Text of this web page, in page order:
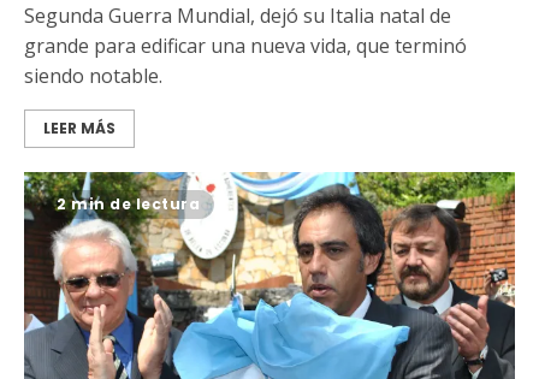
Segunda Guerra Mundial, dejó su Italia natal de
grande para edificar una nueva vida, que terminó
siendo notable.
LEER MÁS
2 min de lectura